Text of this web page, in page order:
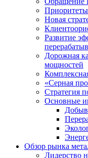
Новая
Развитие
Дорожная
мощностей
«Серная
Стратегия
Основные
Обзор рынка
Лидерство